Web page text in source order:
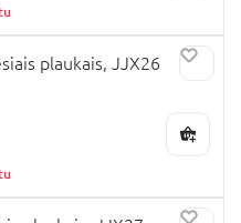
plaukais, JJX26